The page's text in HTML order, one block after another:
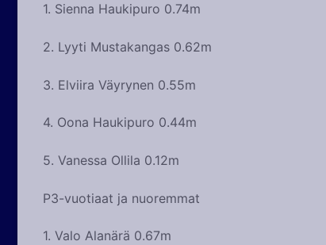
1. Sienna Haukipuro 0.74m
2. Lyyti Mustakangas 0.62m
3. Elviira Väyrynen 0.55m
4. Oona Haukipuro 0.44m
5. Vanessa Ollila 0.12m
P3-vuotiaat ja nuoremmat
1. Valo Alanärä 0.67m